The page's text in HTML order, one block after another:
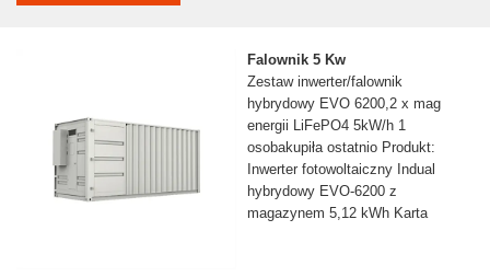
Falownik 5 Kw
Zestaw inwerter/falownik
hybrydowy EVO 6200,2 x mag
energii LiFePO4 5kW/h 1
osobakupiła ostatnio Produkt:
Inwerter fotowoltaiczny Indual
hybrydowy EVO-6200 z
magazynem 5,12 kWh Karta